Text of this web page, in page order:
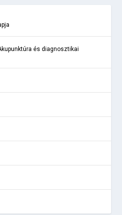
és diagnosztikai